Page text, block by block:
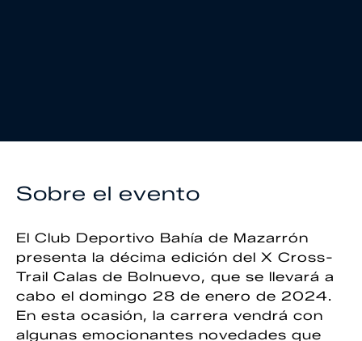
Sobre el evento
El Club Deportivo Bahía de Mazarrón
presenta la décima edición del X Cross-
Trail Calas de Bolnuevo, que se llevará a
cabo el domingo 28 de enero de 2024.
En esta ocasión, la carrera vendrá con
algunas emocionantes novedades que